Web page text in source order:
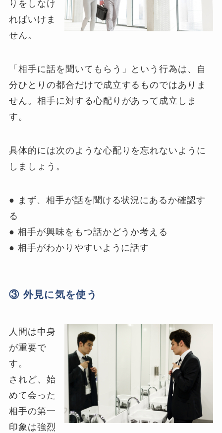
りをしなけ
ればいけま
せん。
「相手に話を聞いてもらう」という行為は、自
分ひとりの都合だけで成立するものではありま
せん。相手に対する心配りがあって成立しま
す。
具体的には次のような心配りを忘れないように
しましょう。
● まず、相手が話を聞ける状況にあるか確認す
る
● 相手が興味をもつ話かどうか考える
● 相手がわかりやすいように話す
③ 外見に気を使う
人間は中身
が重要で
す。
されど、始
めて会った
相手の第一
印象は強烈